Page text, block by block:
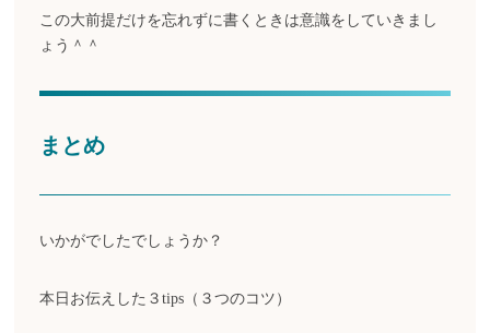
この大前提だけを忘れずに書くときは意識をしていきまし
ょう＾＾
まとめ
いかがでしたでしょうか？
本日お伝えした３tips（３つのコツ）